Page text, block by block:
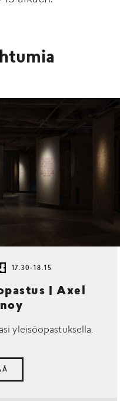
17.30-18.15
| Axel
yleisöopastuksella.